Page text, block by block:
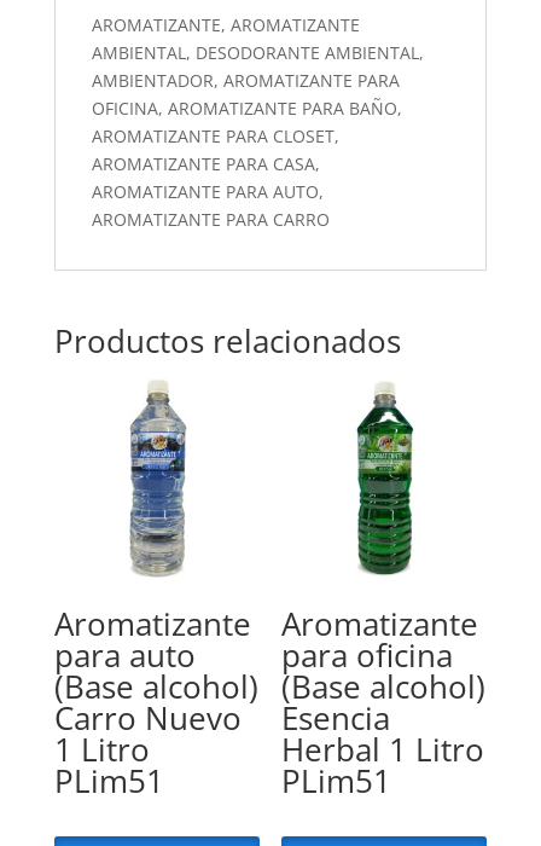
AROMATIZANTE, AROMATIZANTE
AMBIENTAL, DESODORANTE AMBIENTAL,
AMBIENTADOR, AROMATIZANTE PARA
OFICINA, AROMATIZANTE PARA BAÑO,
AROMATIZANTE PARA CLOSET,
AROMATIZANTE PARA CASA,
AROMATIZANTE PARA AUTO,
AROMATIZANTE PARA CARRO
Productos relacionados
Aromatizante
para auto
(Base alcohol)
Carro Nuevo
1 Litro
PLim51
Aromatizante
para oficina
(Base alcohol)
Esencia
Herbal 1 Litro
PLim51